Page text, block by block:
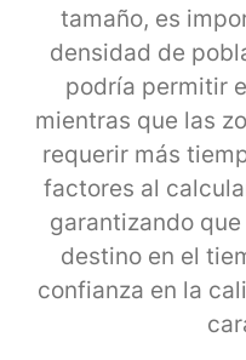
tamaño, es
densidad de
podría permitir
mientras que las
requerir más
factores al
garantizando
destino en el
confianza en la